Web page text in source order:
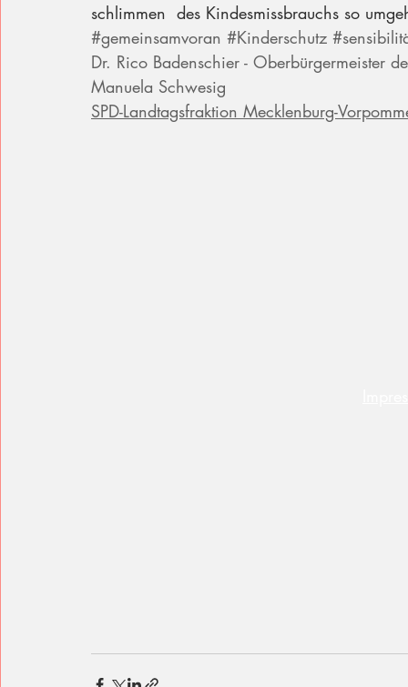
schlimmen  des Kindesmissbrauchs so
#gemeinsamvoran #Kinderschutz
Dr. Rico Badenschier - Oberbürgermeister
Manuela Schwesig
SPD-Landtagsfraktion Mecklenburg-